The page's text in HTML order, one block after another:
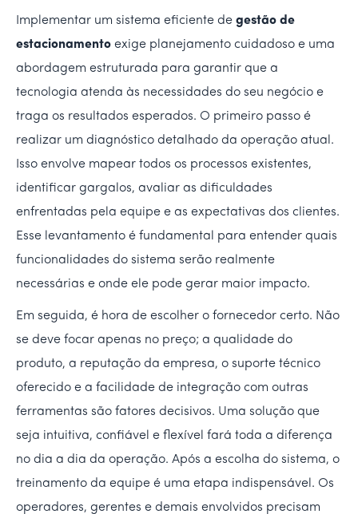
Implementar um sistema eficiente de gestão de
estacionamento exige planejamento cuidadoso e uma
abordagem estruturada para garantir que a
tecnologia atenda às necessidades do seu negócio e
traga os resultados esperados. O primeiro passo é
realizar um diagnóstico detalhado da operação atual.
Isso envolve mapear todos os processos existentes,
identificar gargalos, avaliar as dificuldades
enfrentadas pela equipe e as expectativas dos clientes.
Esse levantamento é fundamental para entender quais
funcionalidades do sistema serão realmente
necessárias e onde ele pode gerar maior impacto.
Em seguida, é hora de escolher o fornecedor certo. Não
se deve focar apenas no preço; a qualidade do
produto, a reputação da empresa, o suporte técnico
oferecido e a facilidade de integração com outras
ferramentas são fatores decisivos. Uma solução que
seja intuitiva, confiável e flexível fará toda a diferença
no dia a dia da operação. Após a escolha do sistema, o
treinamento da equipe é uma etapa indispensável. Os
operadores, gerentes e demais envolvidos precisam